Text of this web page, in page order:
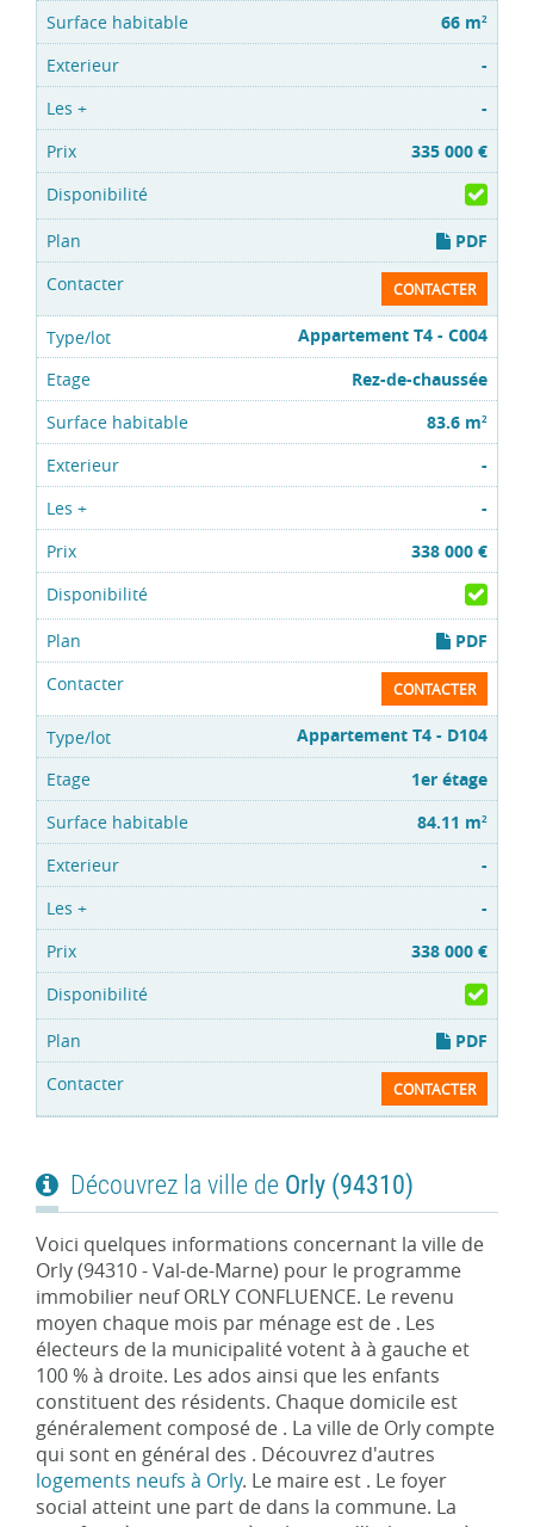
66 m2
-
-
335 000 €
PDF
CONTACTER
Appartement T4 - C004
Rez-de-chaussée
83.6 m2
-
-
338 000 €
PDF
CONTACTER
Appartement T4 - D104
1er étage
84.11 m2
-
-
338 000 €
PDF
CONTACTER
Découvrez la ville de Orly (94310)
Voici quelques informations concernant la ville de
Orly (94310 - Val-de-Marne) pour le programme
immobilier neuf ORLY CONFLUENCE. Le revenu
moyen chaque mois par ménage est de . Les
électeurs de la municipalité votent à à gauche et
100 % à droite. Les ados ainsi que les enfants
constituent des résidents. Chaque domicile est
généralement composé de . La ville de Orly compte
qui sont en général des . Découvrez d'autres
logements neufs à Orly. Le maire est . Le foyer
social atteint une part de dans la commune. La